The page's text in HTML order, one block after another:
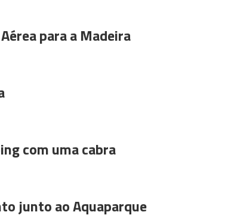
para a Madeira
com uma cabra
junto ao Aquaparque